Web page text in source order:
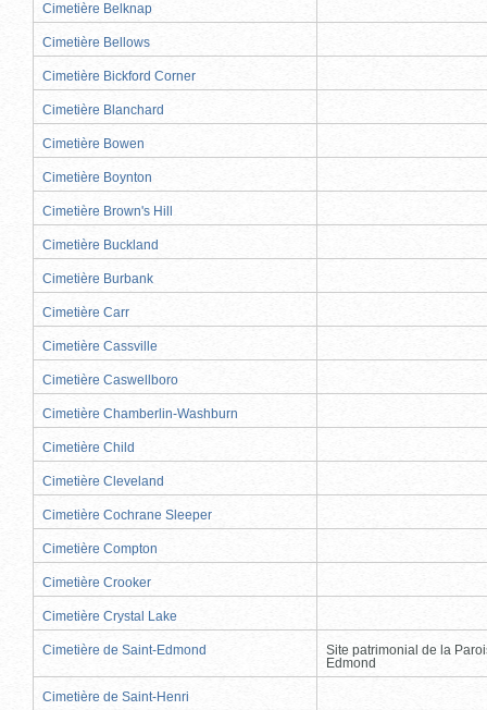
Cimetière Belknap
Cimetière Bellows
Cimetière Bickford Corner
Cimetière Blanchard
Cimetière Bowen
Cimetière Boynton
Cimetière Brown's Hill
Cimetière Buckland
Cimetière Burbank
Cimetière Carr
Cimetière Cassville
Cimetière Caswellboro
Cimetière Chamberlin-Washburn
Cimetière Child
Cimetière Cleveland
Cimetière Cochrane Sleeper
Cimetière Compton
Cimetière Crooker
Cimetière Crystal Lake
Cimetière de Saint-Edmond
Site patrimonial de la
Edmond
Cimetière de Saint-Henri